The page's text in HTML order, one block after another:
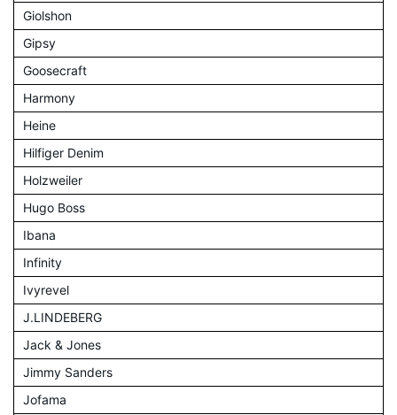
Giolshon
Gipsy
Goosecraft
Harmony
Heine
Hilfiger Denim
Holzweiler
Hugo Boss
Ibana
Infinity
Ivyrevel
J.LINDEBERG
Jack & Jones
Jimmy Sanders
Jofama